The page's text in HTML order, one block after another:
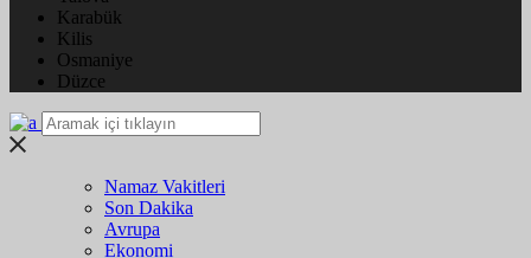
Karabük
Kilis
Osmaniye
Düzce
Namaz Vakitleri
Son Dakika
Avrupa
Ekonomi